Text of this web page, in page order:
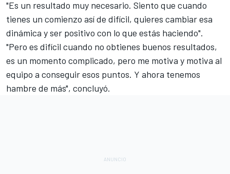
"Es un resultado muy necesario. Siento que cuando
tienes un comienzo así de difícil, quieres cambiar esa
dinámica y ser positivo con lo que estás haciendo".
"Pero es difícil cuando no obtienes buenos resultados,
es un momento complicado, pero me motiva y motiva al
equipo a conseguir esos puntos. Y ahora tenemos
hambre de más", concluyó.